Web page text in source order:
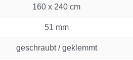
160 x 240 cm
51 mm
geschraubt / geklemmt